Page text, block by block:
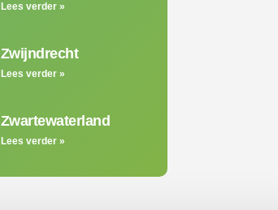
Lees verder »
Zwijndrecht
Lees verder »
Zwartewaterland
Lees verder »